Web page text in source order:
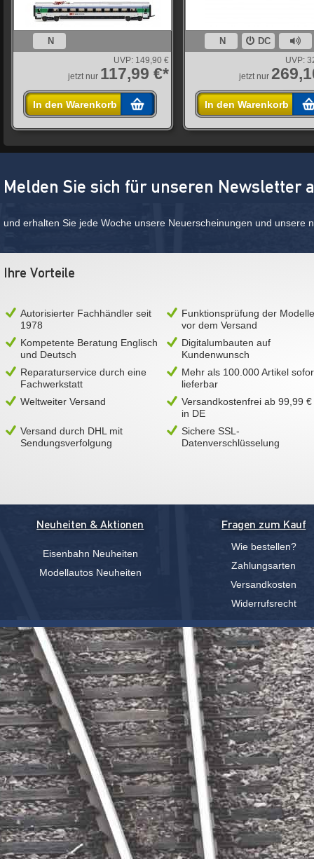
N
UVP: 149,90 €
jetzt nur 117,99 €*
In den Warenkorb
N DC
UVP:
jetzt nur
In den Warenkorb
Melden Sie sich für unseren Newsletter
und erhalten Sie jede Woche unsere Neuerscheinungen und unsere
Ihre Vorteile
Autorisierter Fachhändler seit
1978
Funktionsprüfung der Modelle
vor dem Versand
Kompetente Beratung Englisch
und Deutsch
Digitalumbauten auf
Kundenwunsch
Reparaturservice durch eine
Fachwerkstatt
Mehr als 100.000 Artikel
lieferbar
Weltweiter Versand
Versandkostenfrei ab 99,99 €
in DE
Versand durch DHL mit
Sendungsverfolgung
Sichere SSL-
Datenverschlüsselung
Neuheiten & Aktionen
Eisenbahn Neuheiten
Modellautos Neuheiten
Fragen zum Kauf
Wie bestellen?
Zahlungsarten
Versandkosten
Widerrufsrecht